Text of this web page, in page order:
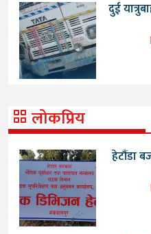
दुई
लोकप्रिय
हेटौंडा